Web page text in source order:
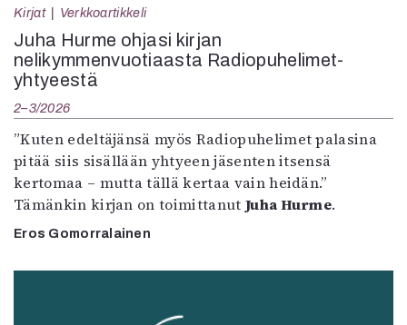
Kirjat Verkkoartikkeli
Juha Hurme ohjasi kirjan
nelikymmenvuotiaasta Radiopuhelimet-
yhtyeestä
2–3/2026
”Kuten edeltäjänsä myös Radiopuhelimet palasina
pitää siis sisällään yhtyeen jäsenten itsensä
kertomaa – mutta tällä kertaa vain heidän.”
Tämänkin kirjan on toimittanut Juha Hurme.
Eros Gomorralainen